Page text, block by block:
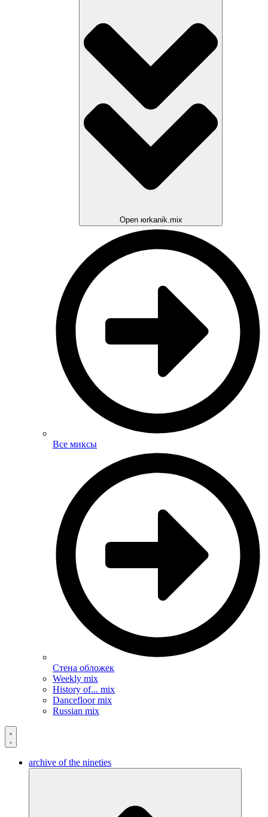
Open юrkanik.mix
Все миксы
Стена обложек
Weekly mix
History of... mix
Dancefloor mix
Russian mix
archive of the nineties